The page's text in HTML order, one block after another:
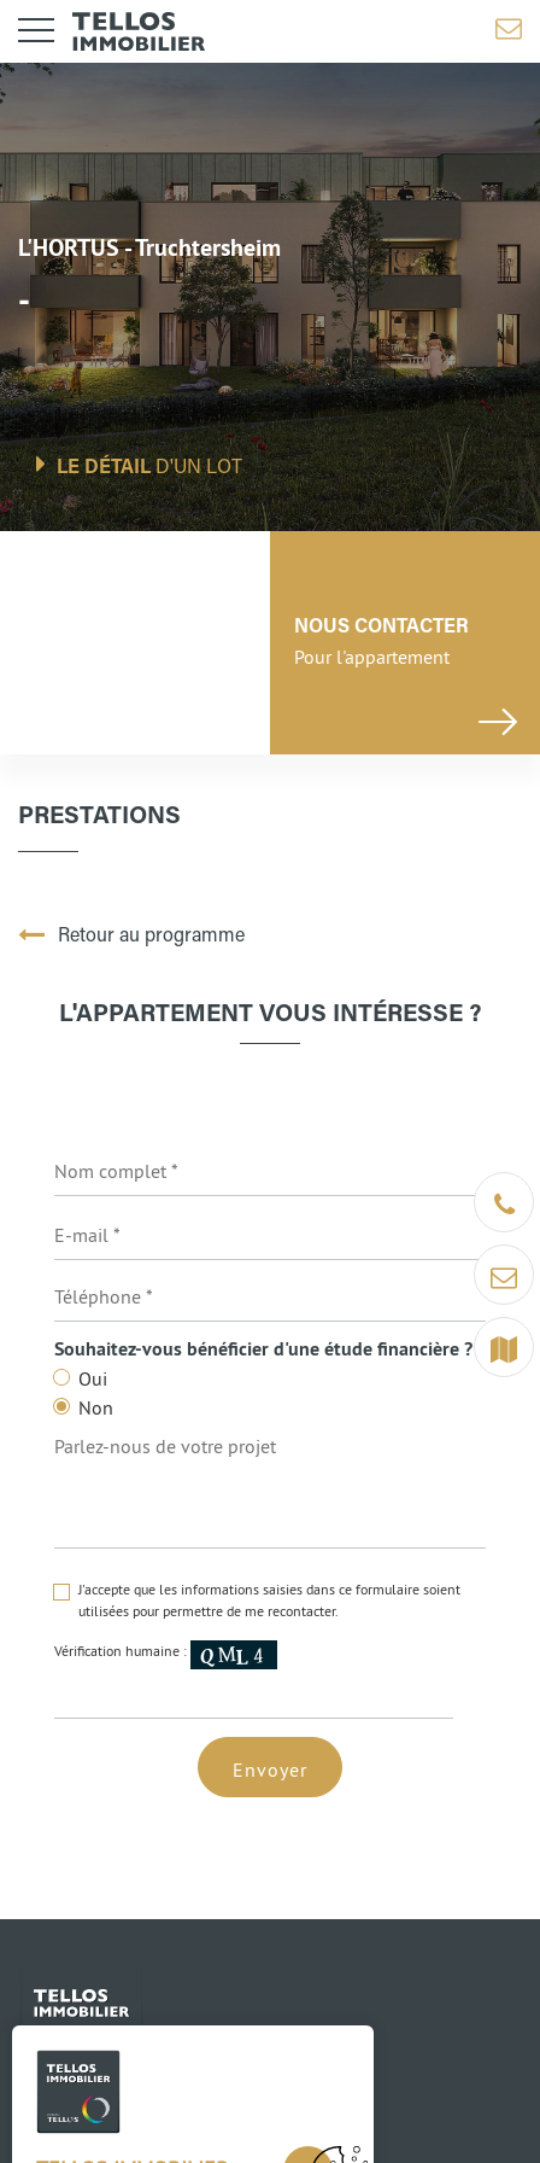
Être
Contact
Terrain
L'HORTUS - Truchtersheim
-
LE DÉTAILD'UN LOT
NOUS CONTACTER
Pour l'appartement
PRESTATIONS
Retour au programme
L'APPARTEMENT VOUS INTÉRESSE ?
Souhaitez-vous bénéficier d'une étude financière ?
Oui
Non
J'accepte que les informations saisies dans ce formulaire soient
utilisées pour permettre de me recontacter.
Vérification humaine :
Envoyer
Contact